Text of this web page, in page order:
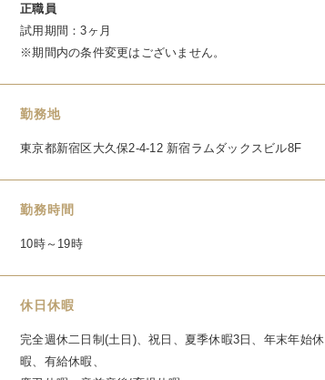
正職員
試用期間：3ヶ月
※期間内の条件変更はございません。
勤務地
東京都新宿区大久保2-4-12 新宿ラムダックスビル8F
勤務時間
10時～19時
休日休暇
完全週休二日制(土日)、祝日、夏季休暇3日、年末年始休
暇、有給休暇、